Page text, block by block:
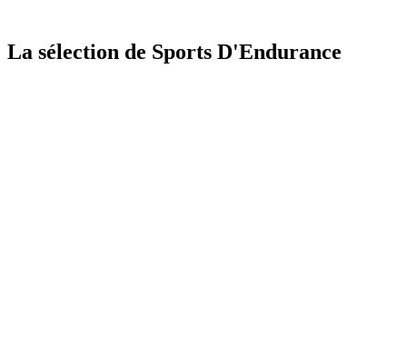
La sélection de Sports D'Endurance